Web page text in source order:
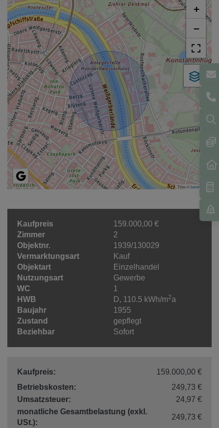
+
−
Tiles ©basemap.at
Kaufpreis
159.000,00 €
Zimmer
2
Objektnr.
1939/130029
Vermarktungsart
Kauf
Objektart
Einzelhandel
Nutzungsart
Gewerbe
WC
1
HWB
D, 110.5 kWh/m2a
Baujahr
1955
Zustand
gepflegt
Beziehbar
Sofort
Kaufpreis:
159.000,00 €
Betriebskosten:
249,73 €
Umsatzsteuer:
24,97 €
monatliche Gesamtbelastung (exkl.
USt.):
249,73 €